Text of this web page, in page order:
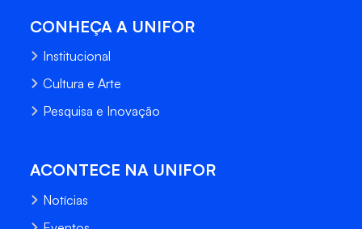
CONHEÇA A UNIFOR
Institucional
Cultura e Arte
Pesquisa e Inovação
ACONTECE NA UNIFOR
Notícias